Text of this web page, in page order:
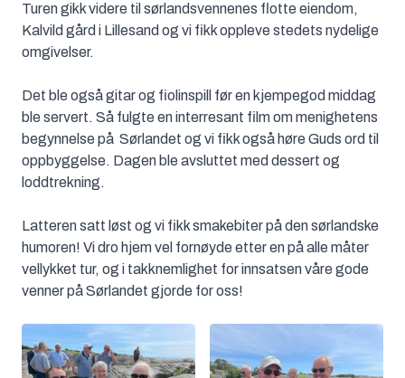
Turen gikk videre til sørlandsvennenes flotte eiendom,
Kalvild gård i Lillesand og vi fikk oppleve stedets nydelige
omgivelser.
Det ble også gitar og fiolinspill før en kjempegod middag
ble servert. Så fulgte en interresant film om menighetens
begynnelse på Sørlandet og vi fikk også høre Guds ord til
oppbyggelse. Dagen ble avsluttet med dessert og
loddtrekning.
Latteren satt løst og vi fikk smakebiter på den sørlandske
humoren! Vi dro hjem vel fornøyde etter en på alle måter
vellykket tur, og i takknemlighet for innsatsen våre gode
venner på Sørlandet gjorde for oss!